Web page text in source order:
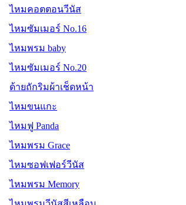
ไหมคอตตอนวีนัส
ไหมซัมเมอร์ No.16
ไหมพรม baby
ไหมซัมเมอร์ No.20
ด้ายถักริมผ้าเช็ดหน้า
ไหมขนแกะ
ไหมฟู Panda
ไหมพรม Grace
ไหมซอฟเฟอร์วีนัส
ไหมพรม Memory